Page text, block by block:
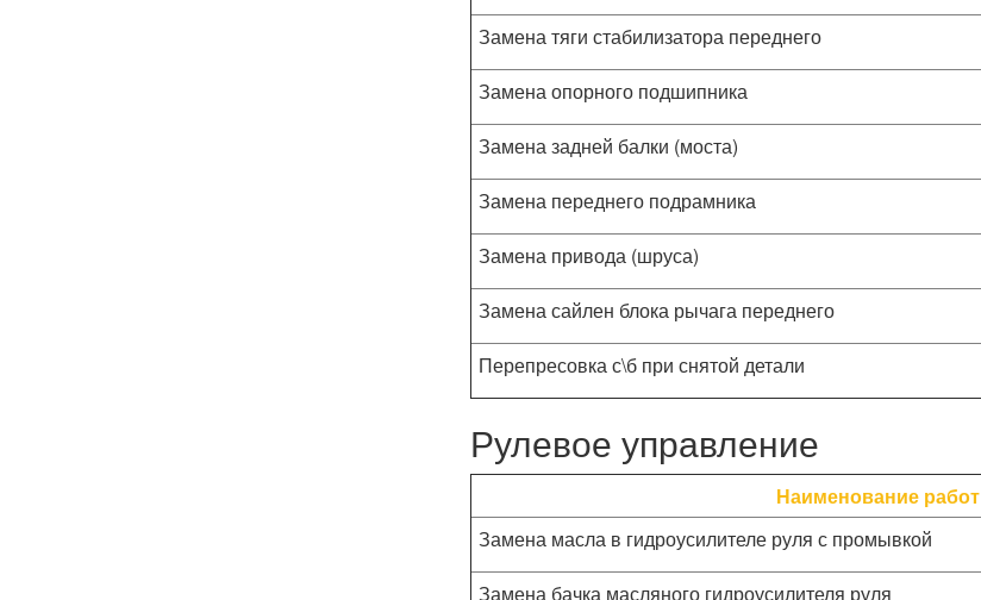
Замена тяги стабилизатора переднего
Замена опорного подшипника
Замена задней балки (моста)
Замена переднего подрамника
Замена привода (шруса)
Замена сайлен блока рычага переднего
Перепресовка с\б при снятой детали
Рулевое управление
Наименование работ
Замена масла в гидроусилителе руля с промывкой
Замена бачка масляного гидроусилителя руля